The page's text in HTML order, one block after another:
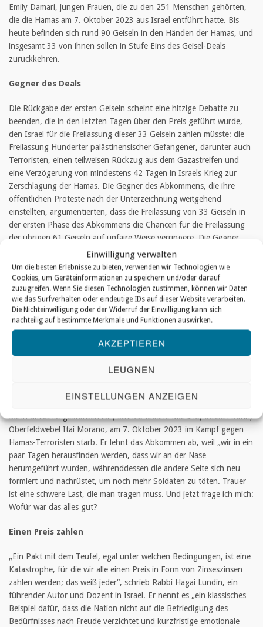
Einwilligung verwalten
Um die besten Erlebnisse zu bieten, verwenden wir Technologien wie
Cookies, um Geräteinformationen zu speichern und/oder darauf
zuzugreifen. Wenn Sie diesen Technologien zustimmen, können wir Daten
wie das Surfverhalten oder eindeutige IDs auf dieser Website verarbeiten.
Die Nichteinwilligung oder der Widerruf der Einwilligung kann sich
nachteilig auf bestimmte Merkmale und Funktionen auswirken.
AKZEPTIEREN
LEUGNEN
EINSTELLUNGEN ANZEIGEN
Emily Damari, jungen Frauen, die zu den 251 Menschen gehörten,
die die Hamas am 7. Oktober 2023 aus Israel entführt hatte. Bis
heute befinden sich rund 90 Geiseln in den Händen der Hamas, und
insgesamt 33 von ihnen sollen in Stufe Eins des Geisel-Deals
zurückkehren.
Gegner des Deals
Die Rückgabe der ersten Geiseln scheint eine hitzige Debatte zu
beenden, die in den letzten Tagen über den Preis geführt wurde,
den Israel für die Freilassung dieser 33 Geiseln zahlen müsste: die
Freilassung Hunderter palästinensischer Gefangener, darunter auch
Terroristen, einen teilweisen Rückzug aus dem Gazastreifen und
eine Verzögerung von mindestens 42 Tagen in Israels Krieg zur
Zerschlagung der Hamas. Die Gegner des Abkommens, die ihre
öffentlichen Proteste nach der Unterzeichnung weitgehend
einstellten, argumentierten, dass die Freilassung von 33 Geiseln in
der ersten Phase des Abkommens die Chancen für die Freilassung
der übrigen 61 Geiseln auf unfaire Weise verringere. Die Gegner
argumentierten auch, dass die bisher erzielten militärischen Erfolge
gegen die Hamas dadurch zunichte gemacht werden könnten.
Ihnen zufolge garantiert das Abkommen das Überleben der Hamas
und ist ein Anreiz für Terroristen, neue Entführungen
durchzuführen, um weitere palästinensische Gefangene zu befreien.
Ende des Krieges?
Viele befürchten, dass das Abkommen das Ende eines Krieges
markiert, der darauf abzielte, die Hamas zu zerschlagen, nachdem
1.200 Menschen getötet und die Region in einen Krieg gestürzt
Sohn umsonst gestorben ist“, schrieb Moshe Morano, dessen Sohn,
Oberfeldwebel Itai Morano, am 7. Oktober 2023 im Kampf gegen
Hamas-Terroristen starb. Er lehnt das Abkommen ab, weil „wir in ein
paar Tagen herausfinden werden, dass wir an der Nase
herumgeführt wurden, währenddessen die andere Seite sich neu
formiert und nachrüstet, um noch mehr Soldaten zu töten. Trauer
ist eine schwere Last, die man tragen muss. Und jetzt frage ich mich:
Wofür war das alles gut?
Einen Preis zahlen
„Ein Pakt mit dem Teufel, egal unter welchen Bedingungen, ist eine
Katastrophe, für die wir alle einen Preis in Form von Zinseszinsen
zahlen werden; das weiß jeder“, schrieb Rabbi Hagai Lundin, ein
führender Autor und Dozent in Israel. Er nennt es „ein klassisches
Beispiel dafür, dass die Nation nicht auf die Befriedigung des
Bedürfnisses nach Freude verzichtet und kurzfristige emotionale